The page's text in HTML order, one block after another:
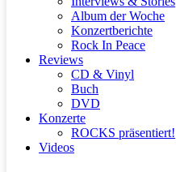
Album der Woche
Konzertberichte
Rock In Peace
Reviews
CD & Vinyl
Buch
DVD
Konzerte
ROCKS präsentiert!
Videos